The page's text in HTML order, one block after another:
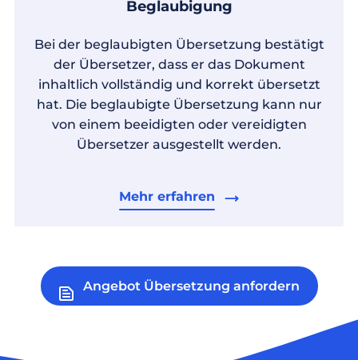
Beglaubigung
Bei der beglaubigten Übersetzung bestätigt
der Übersetzer, dass er das Dokument
inhaltlich vollständig und korrekt übersetzt
hat. Die beglaubigte Übersetzung kann nur
von einem beeidigten oder vereidigten
Übersetzer ausgestellt werden.
Mehr erfahren
Angebot Übersetzung anfordern